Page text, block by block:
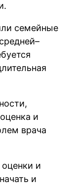
семейные
и
врача
и
и